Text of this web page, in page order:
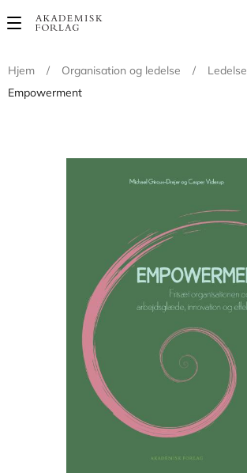
Main
Hjem
/ Organisation og ledelse / Ledelse
Empowerment